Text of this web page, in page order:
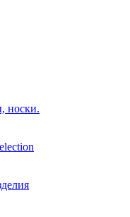
носки.